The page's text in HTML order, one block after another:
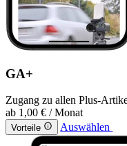
GA+
Zugang zu allen Plus-
ab 1,00 € / Monat
Vorteile Auswählen